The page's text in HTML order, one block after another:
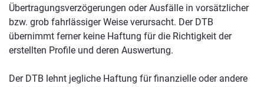
Übertragungsverzögerungen oder Ausfälle in vorsätzlicher
bzw. grob fahrlässiger Weise verursacht. Der DTB
übernimmt ferner keine Haftung für die Richtigkeit der
erstellten Profile und deren Auswertung.
Der DTB lehnt jegliche Haftung für finanzielle oder andere